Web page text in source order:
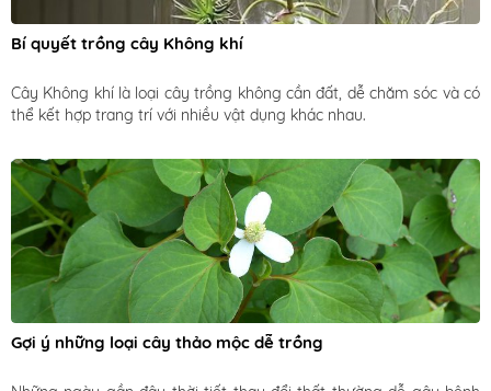
Bí quyết trồng cây Không khí
Cây Không khí là loại cây trồng không cần đất, dễ chăm sóc và có
thể kết hợp trang trí với nhiều vật dụng khác nhau.
Gợi ý những loại cây thảo mộc dễ trồng